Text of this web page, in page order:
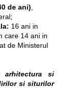
de ani)
16 ani in
care 14 ani in
de Ministerul
si
si siturilor